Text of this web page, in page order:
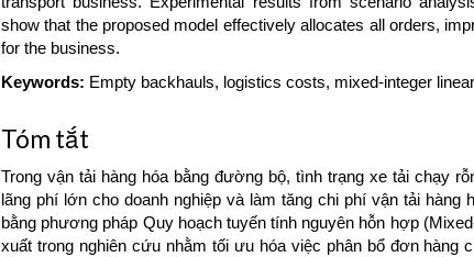
show that the proposed model effectively allocates all orders,
for the business.
Keywords: Empty backhauls, logistics costs, mixed-integer
Tóm tắt
Trong vận tải hàng hóa bằng đường bộ, tình trạng xe tải chạy
lãng phí lớn cho doanh nghiệp và làm tăng chi phí vận tải
bằng phương pháp Quy hoạch tuyến tính nguyên hỗn hợp
xuất trong nghiên cứu nhằm tối ưu hóa việc phân bổ đơn